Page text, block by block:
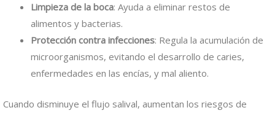
Limpieza de la boca: Ayuda a eliminar restos de
alimentos y bacterias.
Protección contra infecciones: Regula la acumulación de
microorganismos, evitando el desarrollo de caries,
enfermedades en las encías, y mal aliento.
Cuando disminuye el flujo salival, aumentan los riesgos de